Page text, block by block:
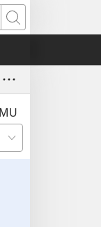
Awungunye